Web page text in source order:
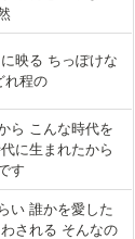
映る ちっぽけな
れ程の
ら こんな時代を
に生まれたから
す
い 誰かを愛した
される そんなの